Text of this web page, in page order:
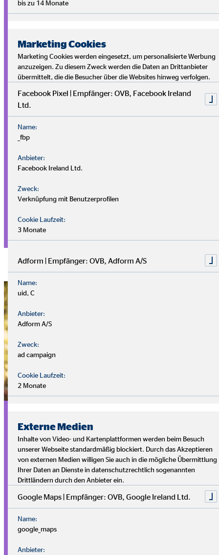
Nutze einen Teil deiner Freizeit, um dir finanzielle Freiräume
weiterzuentwickeln.
Das sind deine Vorteile:
Zeitaufwand von 8 bis 10 Stunden pro Woche
möglich
du bekommst deinen eigenen Karriereplan
Studium
Nach dem Abi an die Uni? Oder direkt ins Berufsleben
starten? Warum nicht beides? Wir bieten dir ein
abwechslungsreiches und anspruchsvolles Aufgabengebiet
und einen Beruf mit ausgezeichneten Perspektiven. Du hast
nahezu unbegrenzte Entwicklungsmöglichkeiten in einem
zukunftssicheren Umfeld. In unserem Familienunternehmen
hast du immer einen persönlichen Ansprechpartner und
Coach an deiner Seite!
bis zu 14 Monate
Marketing Cookies
Marketing Cookies werden eingesetzt, um personalisierte Werbung
anzuzeigen. Zu diesem Zweck werden die Daten an Drittanbieter
übermittelt, die die Besucher über die Websites hinweg verfolgen.
Facebook Pixel | Empfänger: OVB, Facebook Ireland
Ltd.
Name:
_fbp
Anbieter:
Facebook Ireland Ltd.
Zweck:
Verknüpfung mit Benutzerprofilen
Cookie Laufzeit:
3 Monate
Adform | Empfänger: OVB, Adform A/S
Name:
uid, C
Anbieter:
Adform A/S
Zweck:
ad campaign
Cookie Laufzeit:
2 Monate
Externe Medien
Inhalte von Video- und Kartenplattformen werden beim Besuch
unserer Webseite standardmäßig blockiert. Durch das Akzeptieren
von externen Medien willigen Sie auch in die mögliche Übermittlung
Ihrer Daten an Dienste in datenschutzrechtlich sogenannten
Drittländern durch den Anbieter ein.
Google Maps | Empfänger: OVB, Google Ireland Ltd.
Name:
google_maps
Anbieter: